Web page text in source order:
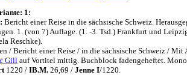
1:
Bericht einer Reise in die sächsische Schweiz.
1. (von 7) Auflage. (1. -3. Tsd.) Frankfurt und
Reschke).
/ Bericht einer Reise / in die sächsische Schweiz /
Gill auf Vortitel mittig. Buchblock fadengeheftet.
1220 / IB.M. 26,69 / Jenne I/1220.